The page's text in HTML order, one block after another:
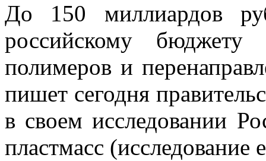
До 150 миллиардов
российскому бюджету
полимеров и
пишет сегодня
в своем исследовании
пластмасс (исследование